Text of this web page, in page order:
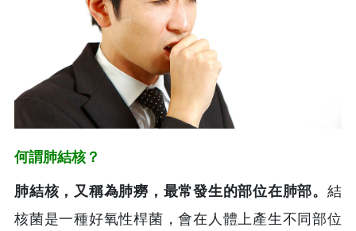
何謂肺結核？
肺結核，又稱為肺癆，最常發生的部位在肺部。 結
核菌是一種好氧性桿菌，會在人體上產生不同部位